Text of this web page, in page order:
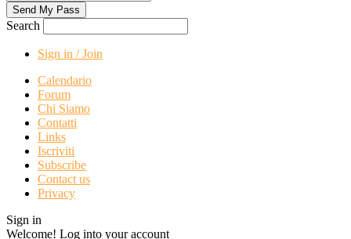
Search
Sign in / Join
Calendario
Forum
Chi Siamo
Contatti
Links
Iscriviti
Subscribe
Contact us
Privacy
Sign in
Welcome! Log into your account